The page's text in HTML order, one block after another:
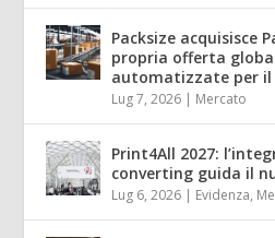
Packsize acquisisce
propria offerta
automatizzate per il
Lug 7, 2026 | Mercato
Print4All 2027:
converting guida il
Lug 6, 2026 | Evidenza,